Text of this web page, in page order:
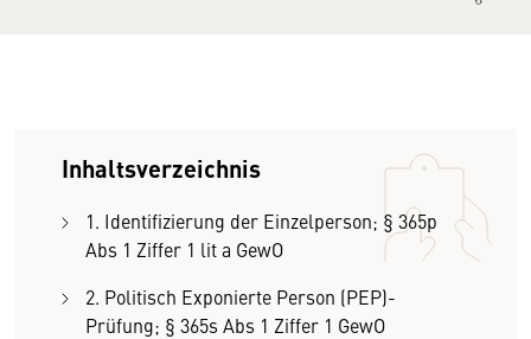
Inhaltsverzeichnis
1. Identifizierung der Einzelperson; § 365p
Abs 1 Ziffer 1 lit a GewO
2. Politisch Exponierte Person (PEP)-
Prüfung; § 365s Abs 1 Ziffer 1 GewO